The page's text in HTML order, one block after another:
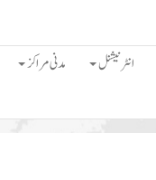
انٹرنیشنل مدنی مراکز